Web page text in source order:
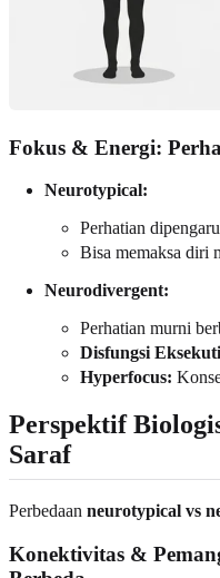
Fokus & Energi:
Neurotypical:
Perhatian
Bisa memaksa diri
Neurodivergent:
Perhatian murni
Disfungsi
Hyperfocus:
Perspektif
Saraf
Perbedaan neurotypical vs
Konektivitas &